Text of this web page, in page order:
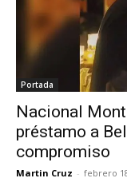
Portada
Nacional
préstamo a
compromiso
Martin Cruz - febrero